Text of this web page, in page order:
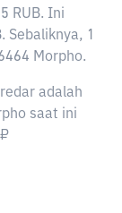
RUB. Ini
Sebaliknya, 1
Morpho.
adalah
saat ini